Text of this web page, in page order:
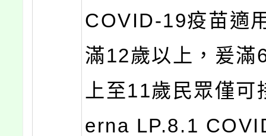
COVID-19疫苗適
滿12歲以上，爰滿
上至11歲民眾僅
erna LP.8.1